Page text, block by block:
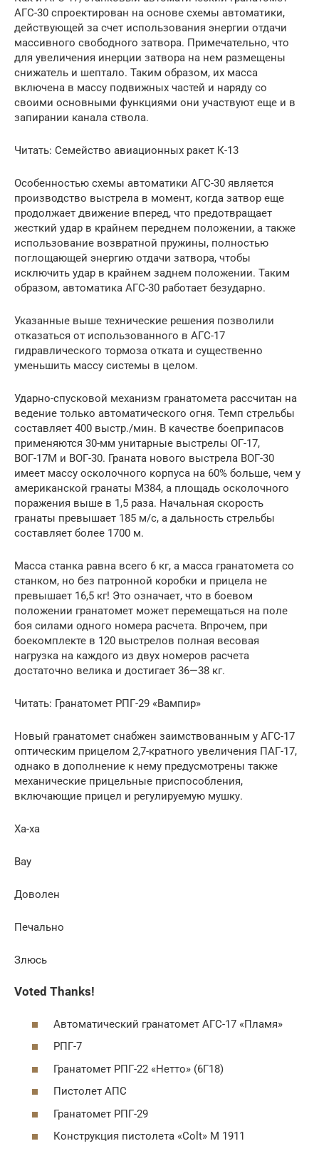
АГС-30 спроектирован на основе схемы автоматики,
действующей за счет использования энергии отдачи
массивного свободного затвора. Примечательно, что
для увеличения инерции затвора на нем размещены
снижатель и шептало. Таким образом, их масса
включена в массу подвижных частей и наряду со
своими основными функциями они участвуют еще и в
запирании канала ствола.
Читать: Семейство авиационных ракет К-13
Особенностью схемы автоматики АГС-30 является
производство выстрела в момент, когда затвор еще
продолжает движение вперед, что предотвращает
жесткий удар в крайнем переднем положении, а также
использование возвратной пружины, полностью
поглощающей энергию отдачи затвора, чтобы
исключить удар в крайнем заднем положении. Таким
образом, автоматика АГС-30 работает безударно.
Указанные выше технические решения позволили
отказаться от использованного в АГС-17
гидравлического тормоза отката и существенно
уменьшить массу системы в целом.
Ударно-спусковой механизм гранатомета рассчитан на
ведение только автоматического огня. Темп стрельбы
составляет 400 выстр./мин. В качестве боеприпасов
применяются 30-мм унитарные выстрелы ОГ-17,
ВОГ-17М и ВОГ-30. Граната нового выстрела ВОГ-30
имеет массу осколочного корпуса на 60% больше, чем у
американской гранаты М384, а площадь осколочного
поражения выше в 1,5 раза. Начальная скорость
гранаты превышает 185 м/с, а дальность стрельбы
составляет более 1700 м.
Масса станка равна всего 6 кг, а масса гранатомета со
станком, но без патронной коробки и прицела не
превышает 16,5 кг! Это означает, что в боевом
положении гранатомет может перемещаться на поле
боя силами одного номера расчета. Впрочем, при
боекомплекте в 120 выстрелов полная весовая
нагрузка на каждого из двух номеров расчета
достаточно велика и достигает 36—38 кг.
Читать: Гранатомет РПГ-29 «Вампир»
Новый гранатомет снабжен заимствованным у АГС-17
оптическим прицелом 2,7-кратного увеличения ПАГ-17,
однако в дополнение к нему предусмотрены также
механические прицельные приспособления,
включающие прицел и регулируемую мушку.
Ха-ха
Вау
Доволен
Печально
Злюсь
Voted Thanks!
Автоматический гранатомет АГС-17 «Пламя»
РПГ-7
Гранатомет РПГ-22 «Нетто» (6Г18)
Пистолет АПС
Гранатомет РПГ-29
Конструкция пистолета «Colt» М 1911